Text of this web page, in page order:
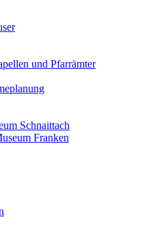
und Pfarrämter
Schnaittach
Franken